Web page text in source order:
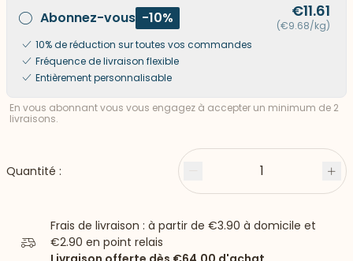
Abonnez-vous -10% €11.61
(€9.68/kg)
10% de réduction sur toutes vos commandes
Fréquence de livraison flexible
Entièrement personnalisable
En vous abonnant vous vous engagez à accepter un minimum de 2
livraisons.
Quantité : Moins 1
Frais de livraison : à partir de €3.90 à domicile et
€2.90 en point relais